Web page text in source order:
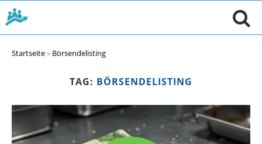
Startseite» Börsendelisting
TAG: BÖRSENDELISTING